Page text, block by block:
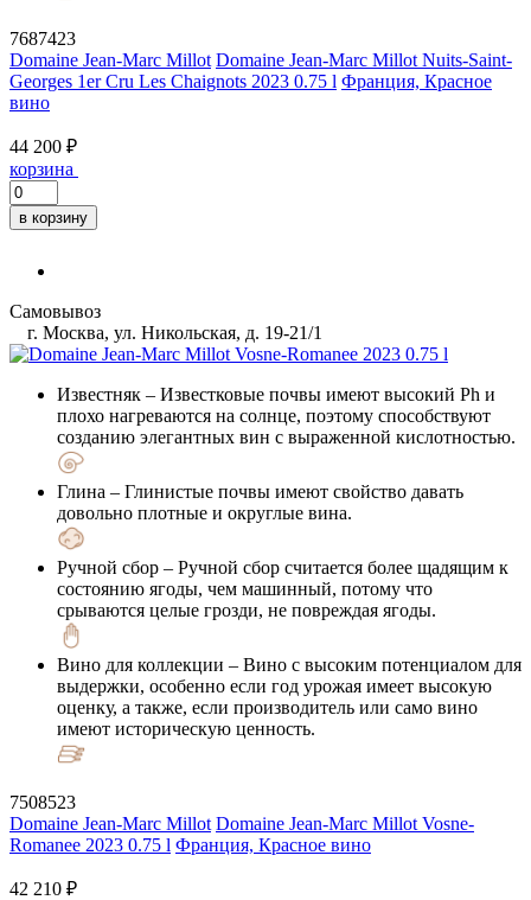
7687423
Domaine Jean-Marc Millot Domaine Jean-Marc Millot Nuits-Saint-
Georges 1er Cru Les Chaignots 2023 0.75 l Франция, Красное
вино
44 200 ₽
корзина
в корзину
Самовывоз
г. Москва, ул. Никольская, д. 19-21/1
Известняк – Известковые почвы имеют высокий Ph и
плохо нагреваются на солнце, поэтому способствуют
созданию элегантных вин с выраженной кислотностью.
Глина – Глинистые почвы имеют свойство давать
довольно плотные и округлые вина.
Ручной сбор – Ручной сбор считается более щадящим к
состоянию ягоды, чем машинный, потому что
срываются целые грозди, не повреждая ягоды.
Вино для коллекции – Вино с высоким потенциалом для
выдержки, особенно если год урожая имеет высокую
оценку, а также, если производитель или само вино
имеют историческую ценность.
7508523
Domaine Jean-Marc Millot Domaine Jean-Marc Millot Vosne-
Romanee 2023 0.75 l Франция, Красное вино
42 210 ₽